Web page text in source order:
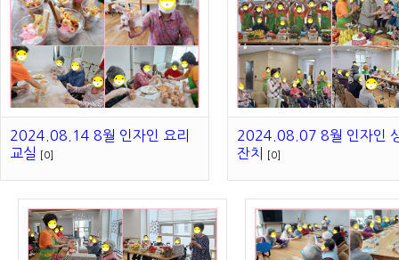
2024.08.14 8월 인자인 요리
교실
[0]
2024.08.07 8월 인자인
잔치
[0]